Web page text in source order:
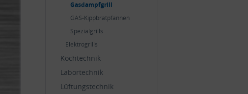
Gasdampfgrill
GAS-Kippbratpfannen
Spezialgrills
Elektrogrills
Kochtechnik
Labortechnik
Lüftungstechnik